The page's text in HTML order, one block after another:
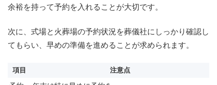
余裕を持って予約を入れることが大切です。
次に、式場と火葬場の予約状況を葬儀社にしっかり確認し
てもらい、早めの準備を進めることが求められます。
項目 注意点